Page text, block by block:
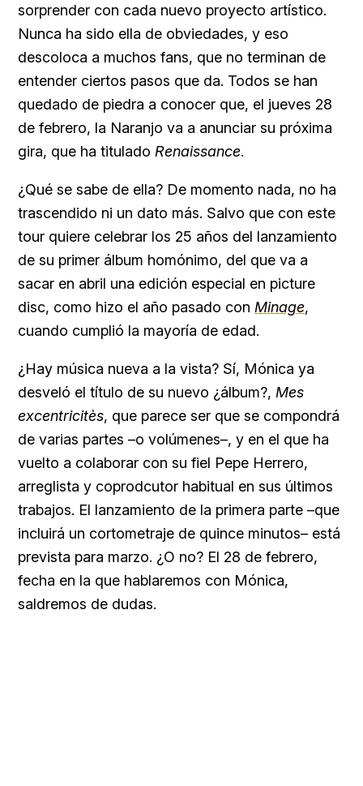
sorprender con cada nuevo proyecto artístico.
Nunca ha sido ella de obviedades, y eso
descoloca a muchos fans, que no terminan de
entender ciertos pasos que da. Todos se han
quedado de piedra a conocer que, el jueves 28
de febrero, la Naranjo va a anunciar su próxima
gira, que ha titulado Renaissance.
¿Qué se sabe de ella? De momento nada, no ha
trascendido ni un dato más. Salvo que con este
tour quiere celebrar los 25 años del lanzamiento
de su primer álbum homónimo, del que va a
sacar en abril una edición especial en picture
disc, como hizo el año pasado con Minage,
cuando cumplió la mayoría de edad.
¿Hay música nueva a la vista? Sí, Mónica ya
desveló el título de su nuevo ¿álbum?, Mes
excentricitès, que parece ser que se compondrá
de varias partes –o volúmenes–, y en el que ha
vuelto a colaborar con su fiel Pepe Herrero,
arreglista y coprodcutor habitual en sus últimos
trabajos. El lanzamiento de la primera parte –que
incluirá un cortometraje de quince minutos– está
prevista para marzo. ¿O no? El 28 de febrero,
fecha en la que hablaremos con Mónica,
saldremos de dudas.